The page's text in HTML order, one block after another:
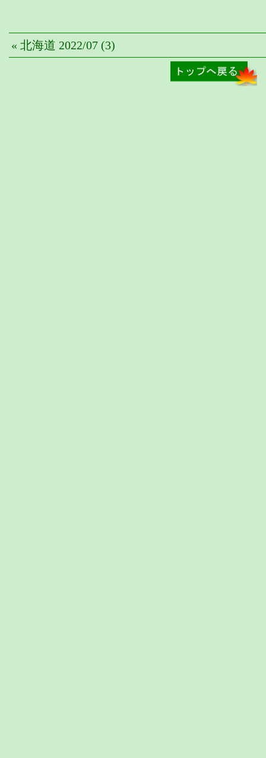
« 北海道 2022/07 (3)